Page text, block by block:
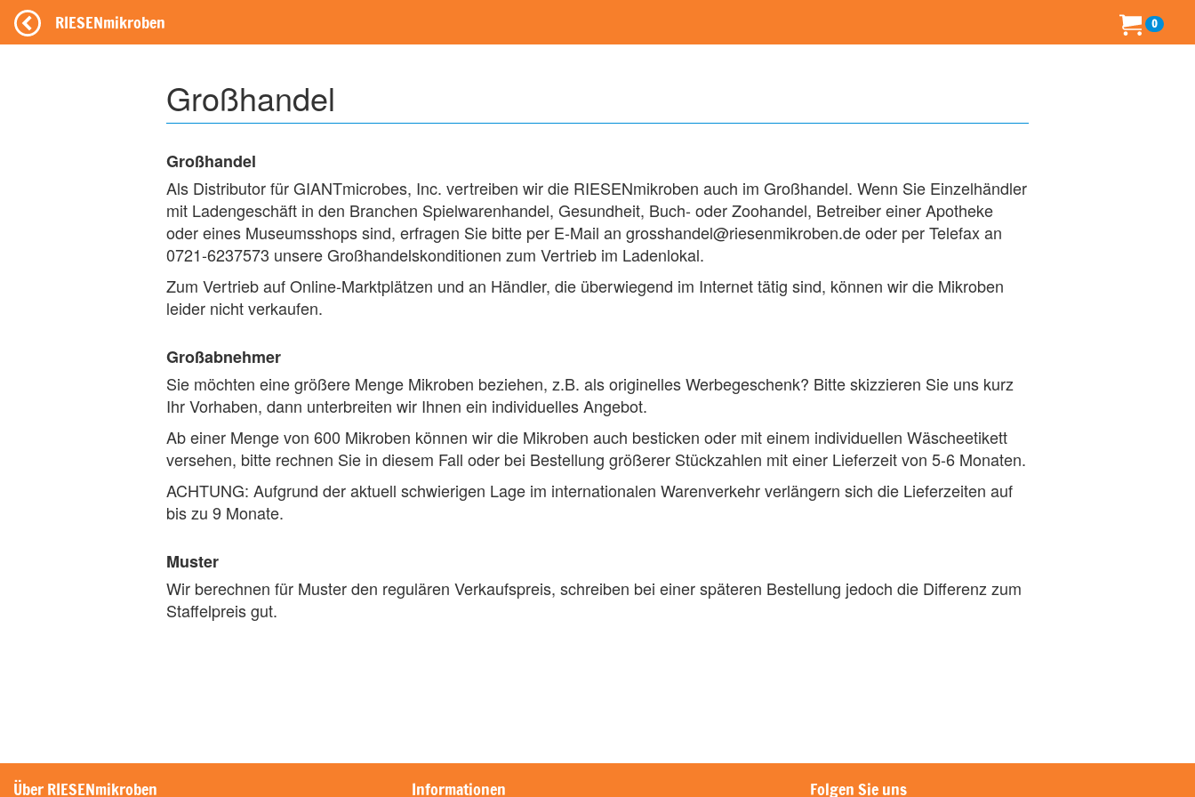
RIESENmikroben 0
Großhandel
Großhandel
Als Distributor für GIANTmicrobes, Inc. vertreiben wir die RIESENmikroben auch im Großhandel. Wenn Sie Einzelhändler
mit Ladengeschäft in den Branchen Spielwarenhandel, Gesundheit, Buch- oder Zoohandel, Betreiber einer Apotheke
oder eines Museumsshops sind, erfragen Sie bitte per E-Mail an grosshandel@riesenmikroben.de oder per Telefax an
0721-6237573 unsere Großhandelskonditionen zum Vertrieb im Ladenlokal.
Zum Vertrieb auf Online-Marktplätzen und an Händler, die überwiegend im Internet tätig sind, können wir die Mikroben
leider nicht verkaufen.
Großabnehmer
Sie möchten eine größere Menge Mikroben beziehen, z.B. als originelles Werbegeschenk? Bitte skizzieren Sie uns kurz
Ihr Vorhaben, dann unterbreiten wir Ihnen ein individuelles Angebot.
Ab einer Menge von 600 Mikroben können wir die Mikroben auch besticken oder mit einem individuellen Wäscheetikett
versehen, bitte rechnen Sie in diesem Fall oder bei Bestellung größerer Stückzahlen mit einer Lieferzeit von 5-6 Monaten.
ACHTUNG: Aufgrund der aktuell schwierigen Lage im internationalen Warenverkehr verlängern sich die Lieferzeiten auf
bis zu 9 Monate.
Muster
Wir berechnen für Muster den regulären Verkaufspreis, schreiben bei einer späteren Bestellung jedoch die Differenz zum
Staffelpreis gut.
Über RIESENmikroben Informationen Folgen Sie uns